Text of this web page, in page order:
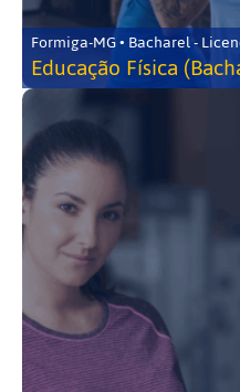
Formiga-MG • Bacharel -
Educação Física